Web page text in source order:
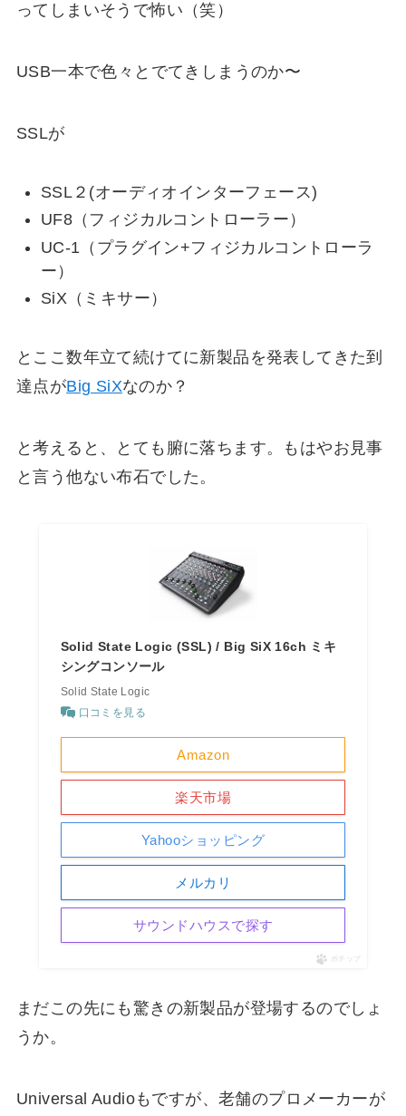
ってしまいそうで怖い（笑）
USB一本で色々とでてきしまうのか〜
SSLが
SSL２(オーディオインターフェース)
UF8（フィジカルコントローラー）
UC-1（プラグイン+フィジカルコントローラ
ー）
SiX（ミキサー）
とここ数年立て続けてに新製品を発表してきた到
達点がBig SiXなのか？
と考えると、とても腑に落ちます。もはやお見事
と言う他ない布石でした。
Solid State Logic (SSL) / Big SiX 16ch ミキ
シングコンソール
Solid State Logic
口コミを見る
Amazon
楽天市場
Yahooショッピング
メルカリ
サウンドハウスで探す
ポチップ
まだこの先にも驚きの新製品が登場するのでしょ
うか。
Universal Audioもですが、老舗のプロメーカーが